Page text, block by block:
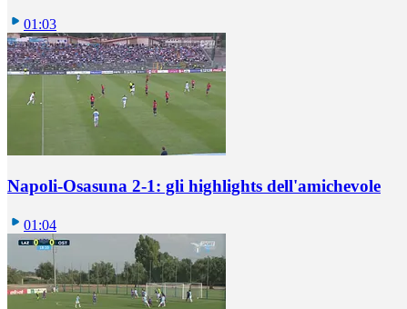
01:03
Napoli-Osasuna 2-1: gli highlights dell'amichevole
01:04